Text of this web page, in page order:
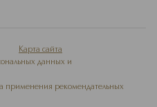
Карта сайта
данных и
применения рекомендательных